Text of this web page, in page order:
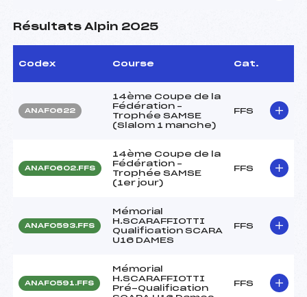
Résultats Alpin 2025
Codex Course Cat.
ANAF0622
14ème Coupe de la
Fédération –
Trophée SAMSE
(Slalom 1 manche)
FFS
ANAF0602.FFS
14ème Coupe de la
Fédération –
Trophée SAMSE
(1er jour)
FFS
ANAF0593.FFS
Mémorial
H.SCARAFFIOTTI
Qualification SCARA
U16 DAMES
FFS
ANAF0591.FFS
Mémorial
H.SCARAFFIOTTI
Pré-Qualification
FFS